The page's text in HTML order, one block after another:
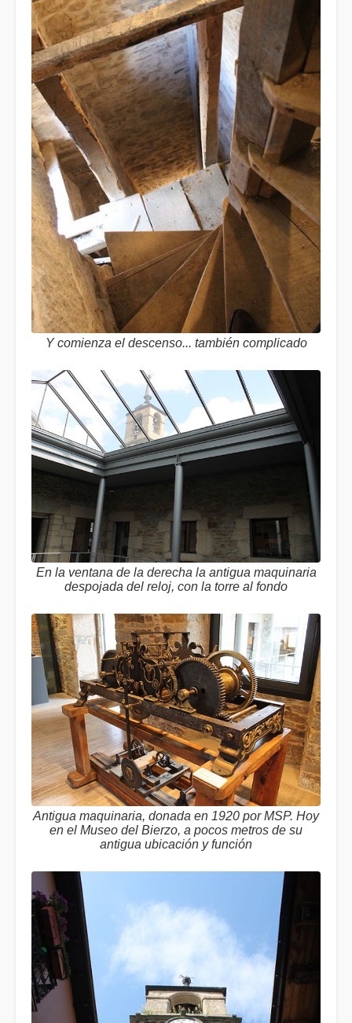
Y comienza el descenso... también complicado
En la ventana de la derecha la antigua maquinaria
despojada del reloj, con la torre al fondo
Antigua maquinaria, donada en 1920 por MSP. Hoy
en el Museo del Bierzo, a pocos metros de su
antigua ubicación y función